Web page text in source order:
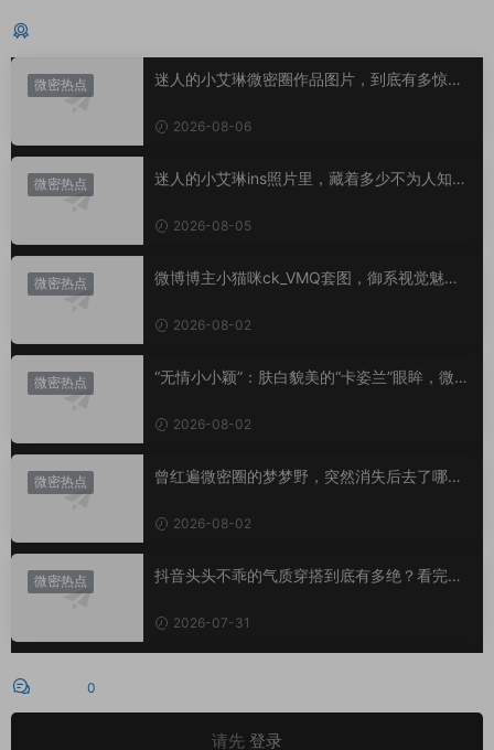
微密热点
迷人的小艾琳微密圈作品图片，到底有多惊
2026-08-06
微密热点
迷人的小艾琳ins照片里，藏着多少不为人知的
2026-08-05
微密热点
微博博主小猫咪ck_VMQ套图，御系视觉魅力
2026-08-02
微密热点
“无情小小颖”：肤白貌美的“卡姿兰”眼眸，微密
2026-08-02
微密热点
曾红遍微密圈的梦梦野，突然消失后去了哪
2026-08-02
微密热点
抖音头头不乖的气质穿搭到底有多绝？看完想
2026-07-31
0
请先 登录